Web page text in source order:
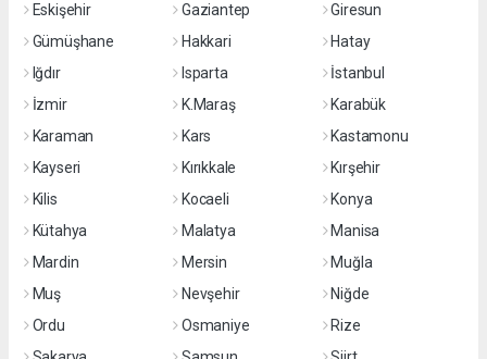
Eskişehir
Gaziantep
Giresun
Gümüşhane
Hakkari
Hatay
Iğdır
Isparta
İstanbul
İzmir
K.Maraş
Karabük
Karaman
Kars
Kastamonu
Kayseri
Kırıkkale
Kırşehir
Kilis
Kocaeli
Konya
Kütahya
Malatya
Manisa
Mardin
Mersin
Muğla
Muş
Nevşehir
Niğde
Ordu
Osmaniye
Rize